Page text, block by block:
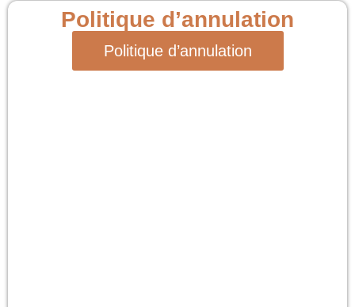
Politique d’annulation
Politique d’annulation